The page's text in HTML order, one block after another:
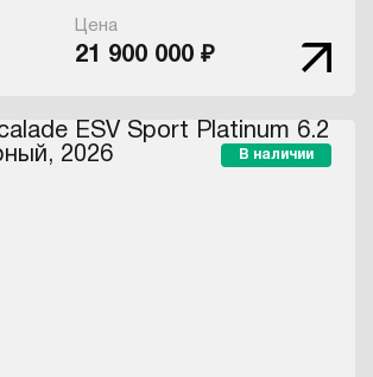
Цена
21 900 000 ₽
В наличии